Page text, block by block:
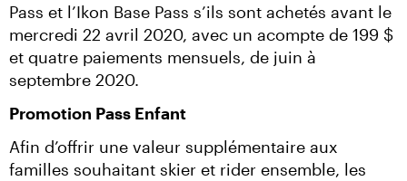
Pass et l’Ikon Base Pass s’ils sont achetés avant le
mercredi 22 avril 2020, avec un acompte de 199 $
et quatre paiements mensuels, de juin à
septembre 2020.
Promotion Pass Enfant
Afin d’offrir une valeur supplémentaire aux
familles souhaitant skier et rider ensemble, les